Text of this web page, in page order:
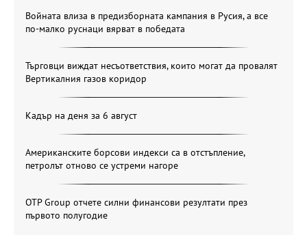
Войната влиза в предизборната кампания в Русия, а все
по-малко руснаци вярват в победата
Търговци виждат несъответствия, които могат да провалят
Вертикалния газов коридор
Кадър на деня за 6 август
Американските борсови индекси са в отстъпление,
петролът отново се устреми нагоре
OTP Group отчете силни финансови резултати през
първото полугодие